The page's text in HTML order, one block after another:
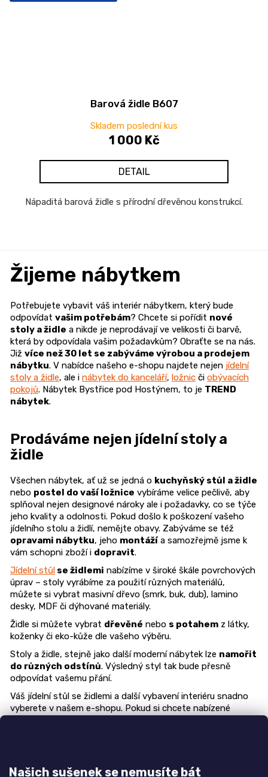
Našich sušenek se nemusíte bát
Barová židle B607
Skladem poslední kus
1 000 Kč
DETAIL
Nápaditá barová židle s přírodní dřevěnou konstrukcí.
​Žijeme nábytkem
Potřebujete vybavit váš interiér nábytkem, který bude
odpovídat vašim potřebám? Chcete si pořídit nové
stoly a židle a nikde je neprodávají ve velikosti či barvě,
která by odpovídala vašim požadavkům? Obraťte se na nás.
Již více než 30 let se zabýváme výrobou a prodejem
nábytku. V nabídce našeho e-shopu najdete nejen jídelní
stoly a židle, ale i nábytek do kanceláří, ložnic či obývacích
pokojů. Nábytek Bystřice pod Hostýnem, to je TREND
nábytek.
Prodáváme nejen jídelní stoly a
židle
Všechen nábytek, ať už se jedná o kuchyňský stůl a židle
nebo postel do vaší ložnice vybíráme velice pečlivě, aby
splňoval nejen designové nároky ale i požadavky, co se týče
jeho kvality a odolnosti. Pokud došlo k poškození vašeho
jídelního stolu a židlí, nemějte obavy. Zabýváme se též
opravami nábytku, jeho montážía samozřejmě jsme k
vám schopni zboží i dopravit.
Jídelní stůl se židlemi nabízíme v široké škále povrchových
úprav – stoly vyrábíme za použití různých materiálů,
můžete si vybrat masivní dřevo (smrk, buk, dub), lamino
desky, MDF či dýhované materiály.
Židle si můžete vybrat dřevěné nebo s potahem z látky,
koženky či eko-kůže dle vašeho výběru.
Stoly a židle, stejně jako další moderní nábytek lze namořit
do různých odstínů. Výsledný styl tak bude přesně
odpovídat vašemu přání.
Váš jídelní stůl se židlemi a další vybavení interiéru snadno
vyberete v našem e-shopu. Pokud si chcete nabízené